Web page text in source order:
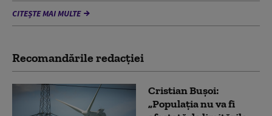
CITEȘTE MAI MULTE
Recomandările redacţiei
Cristian Bușoi:
„Populația nu va fi